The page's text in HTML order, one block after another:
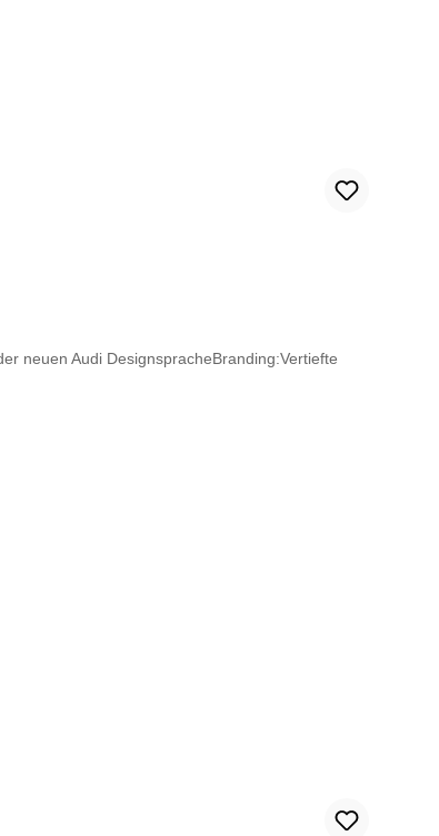
neuen Audi DesignspracheBranding:Vertiefte